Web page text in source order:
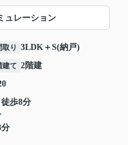
ュレーション
取り 3LDK＋S(納戸)
建て 2階建
徒歩8分
分